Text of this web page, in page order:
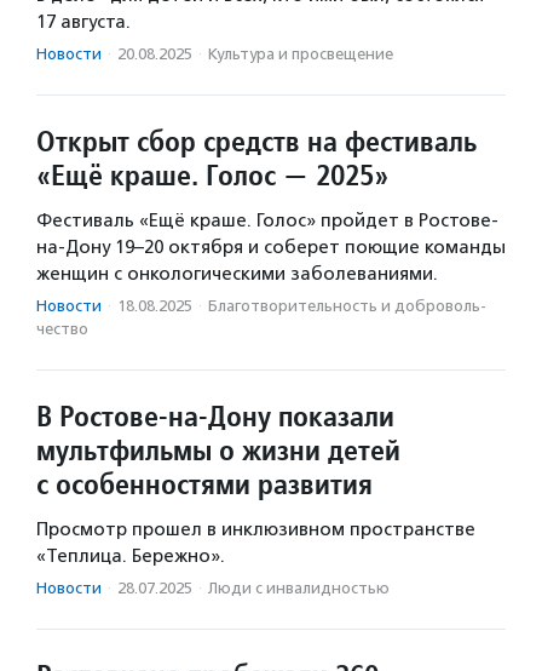
17 августа.
Новости · 20.08.2025 · Культура и просвещение
Открыт сбор средств на фестиваль
«Ещё краше. Голос — 2025»
Фестиваль «Ещё краше. Голос» пройдет в Ростове-
на-Дону 19–20 октября и соберет поющие команды
женщин с онкологическими заболеваниями.
Новости · 18.08.2025 · Благотвори­тель­ность и доброволь­
чест­во
В Ростове-на-Дону показали
мультфильмы о жизни детей
с особенностями развития
Просмотр прошел в инклюзивном пространстве
«Теплица. Бережно».
Новости · 28.07.2025 · Люди с инвалидностью